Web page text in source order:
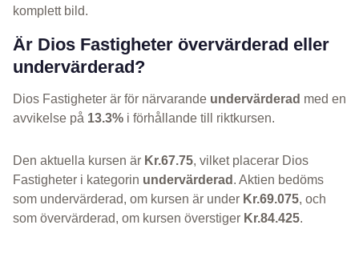
komplett bild.
Är Dios Fastigheter övervärderad eller
undervärderad?
Dios Fastigheter är för närvarande undervärderad med en
avvikelse på 13.3% i förhållande till riktkursen.
Den aktuella kursen är Kr.67.75, vilket placerar Dios
Fastigheter i kategorin undervärderad . Aktien bedöms
som undervärderad, om kursen är under Kr.69.075, och
som övervärderad, om kursen överstiger Kr.84.425.